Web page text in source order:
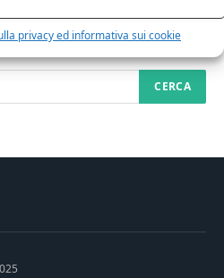
privacy ed informativa sui cookie